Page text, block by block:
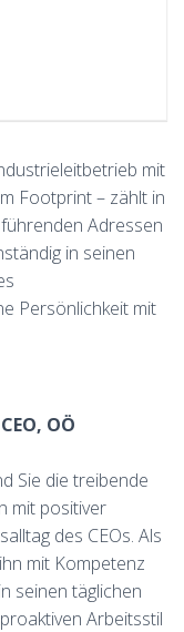
mit
Footprint – zählt in
Adressen
in seinen
Persönlichkeit mit
OÖ
Sie die treibende
mit positiver
des CEOs. Als
mit Kompetenz
seinen täglichen
Arbeitsstil